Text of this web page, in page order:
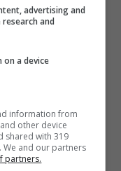
con
nei pressi di
Pepoli a
La
registrata
forte è
mattina.
advertising and
and
a device
information from
other device
shared with 319
We and our partners
partners.